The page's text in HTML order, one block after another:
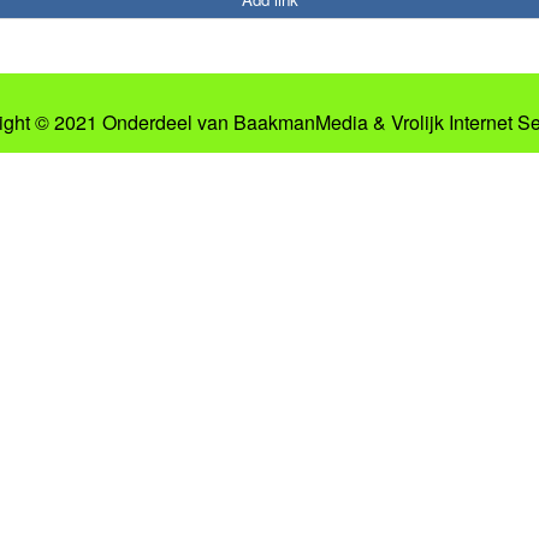
© 2021 Onderdeel van BaakmanMedia& Vrolijk Internet